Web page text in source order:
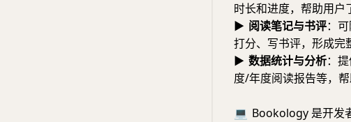
时长和进度，帮助用户
▶ 阅读笔记与书评：
打分、写书评，形成完
▶ 数据统计与分析：
度/年度阅读报告等，
💻 Bookology 是开发